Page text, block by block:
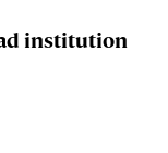
institution